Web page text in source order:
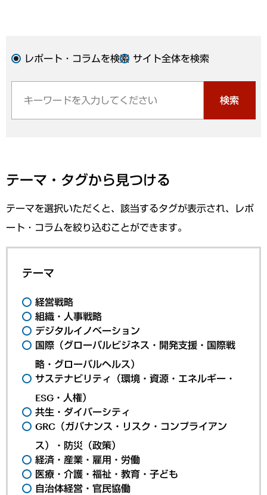
レポート・コラムを検索 サイト全体を検索
検索
テーマ・タグから見つける
テーマを選択いただくと、該当するタグが表示され、レポ
ート・コラムを絞り込むことができます。
テーマ
経営戦略
組織・人事戦略
デジタルイノベーション
国際（グローバルビジネス・開発支援・国際戦
略・グローバルヘルス）
サステナビリティ（環境・資源・エネルギー・
ESG・人権）
共生・ダイバーシティ
GRC（ガバナンス・リスク・コンプライアン
ス）・防災（政策）
経済・産業・雇用・労働
医療・介護・福祉・教育・子ども
自治体経営・官民協働